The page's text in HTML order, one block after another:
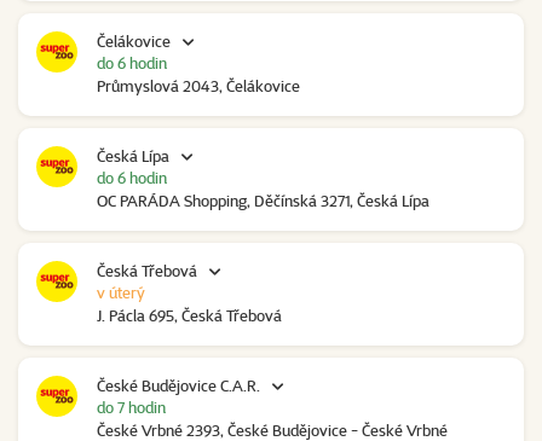
Čelákovice
Průmyslová 2043, Čelákovice
do 6 hodin
Česká Lípa
OC PARÁDA Shopping, Děčínská 3271, Česká Lípa
do 6 hodin
Česká Třebová
J. Pácla 695, Česká Třebová
v úterý
České Budějovice C.A.R.
České Vrbné 2393, České Budějovice - České Vrbné
do 7 hodin